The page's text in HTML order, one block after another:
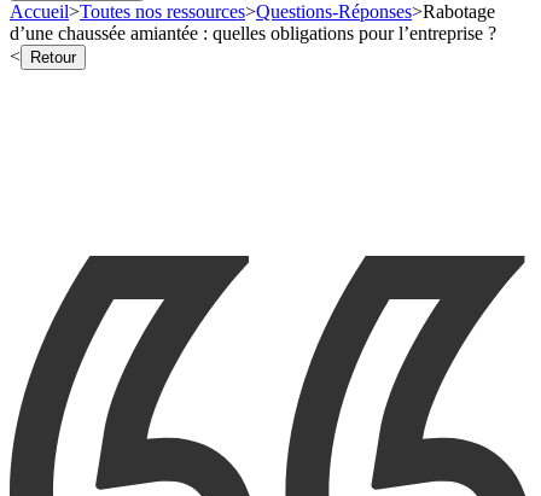
Accueil>Toutes nos ressources>Questions-Réponses>Rabotage
d’une chaussée amiantée : quelles obligations pour l’entreprise ?
<
Retour